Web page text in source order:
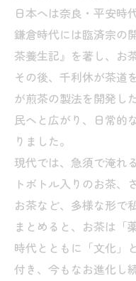
日本へは奈良・平安時
鎌倉時代には臨済宗の
茶養生記』 を著し、お
その後、千利休が茶道
が煎茶の製法を開発し
民へと広がり、 日常的
りました。
現代では、急須で淹れ
トボトル入りのお茶、
お茶など、 多様な形で
まとめると、お茶は「
時代とともに「文化」
付き、 今もなお進化し